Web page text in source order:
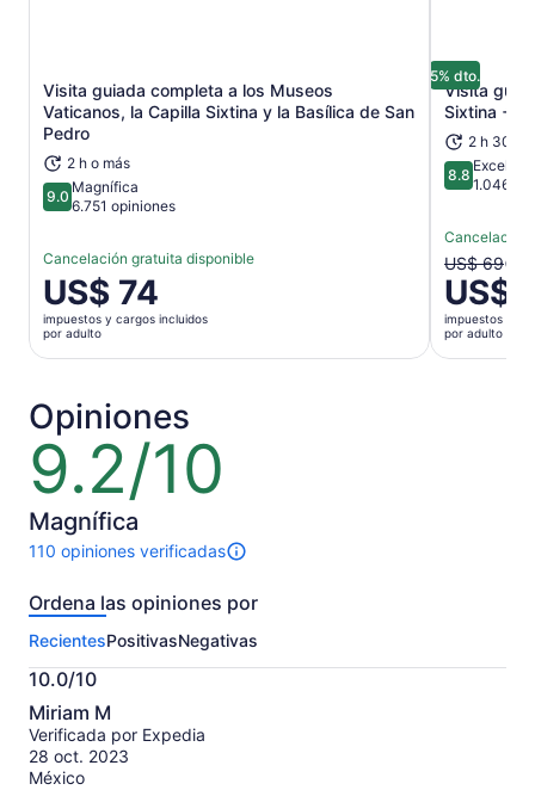
Visita guiada completa a los Museos
Vaticanos, la Capilla Sixtina y la Basílica de San
Pedro
2 h o más
9.09.0 de 10
Magnífica
6.751 opiniones
Cancelación gratuita disponible
El
precio
es
de
por
adulto
US$ 74
impuestos y cargos incluidos
por adulto
Se abrirá en una nueva pestaña
5% dto.
Visita
Sixtina +
2 h 30
8.88.8 de 10
1.046
Cancelación
El
precio
anterior
era
US$ 69
US$ 69
US$
impuestos y
por adulto
Opiniones
9.2/10
9.2
de
10
Magnífica
110 opiniones verificadas
110
sobre
actividad.
Más
información
sobre
las
opiniones
verificadas
Ordena las opiniones por
RecientesPositivasNegativas
10.0/10
10.0
de
10
Miriam M
Verificada por Expedia
28 oct. 2023
México